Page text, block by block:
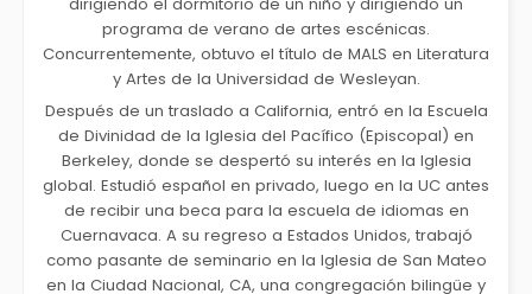
programa de verano de artes escénicas.
Concurrentemente, obtuvo el título de MALS en Literatura
y Artes de la Universidad de Wesleyan.
Después de un traslado a California, entró en la Escuela
de Divinidad de la Iglesia del Pacífico (Episcopal) en
Berkeley, donde se despertó su interés en la Iglesia
global. Estudió español en privado, luego en la UC antes
de recibir una beca para la escuela de idiomas en
Cuernavaca. A su regreso a Estados Unidos, trabajó
como pasante de seminario en la Iglesia de San Mateo
en la Ciudad Nacional, CA, una congregación bilingüe y